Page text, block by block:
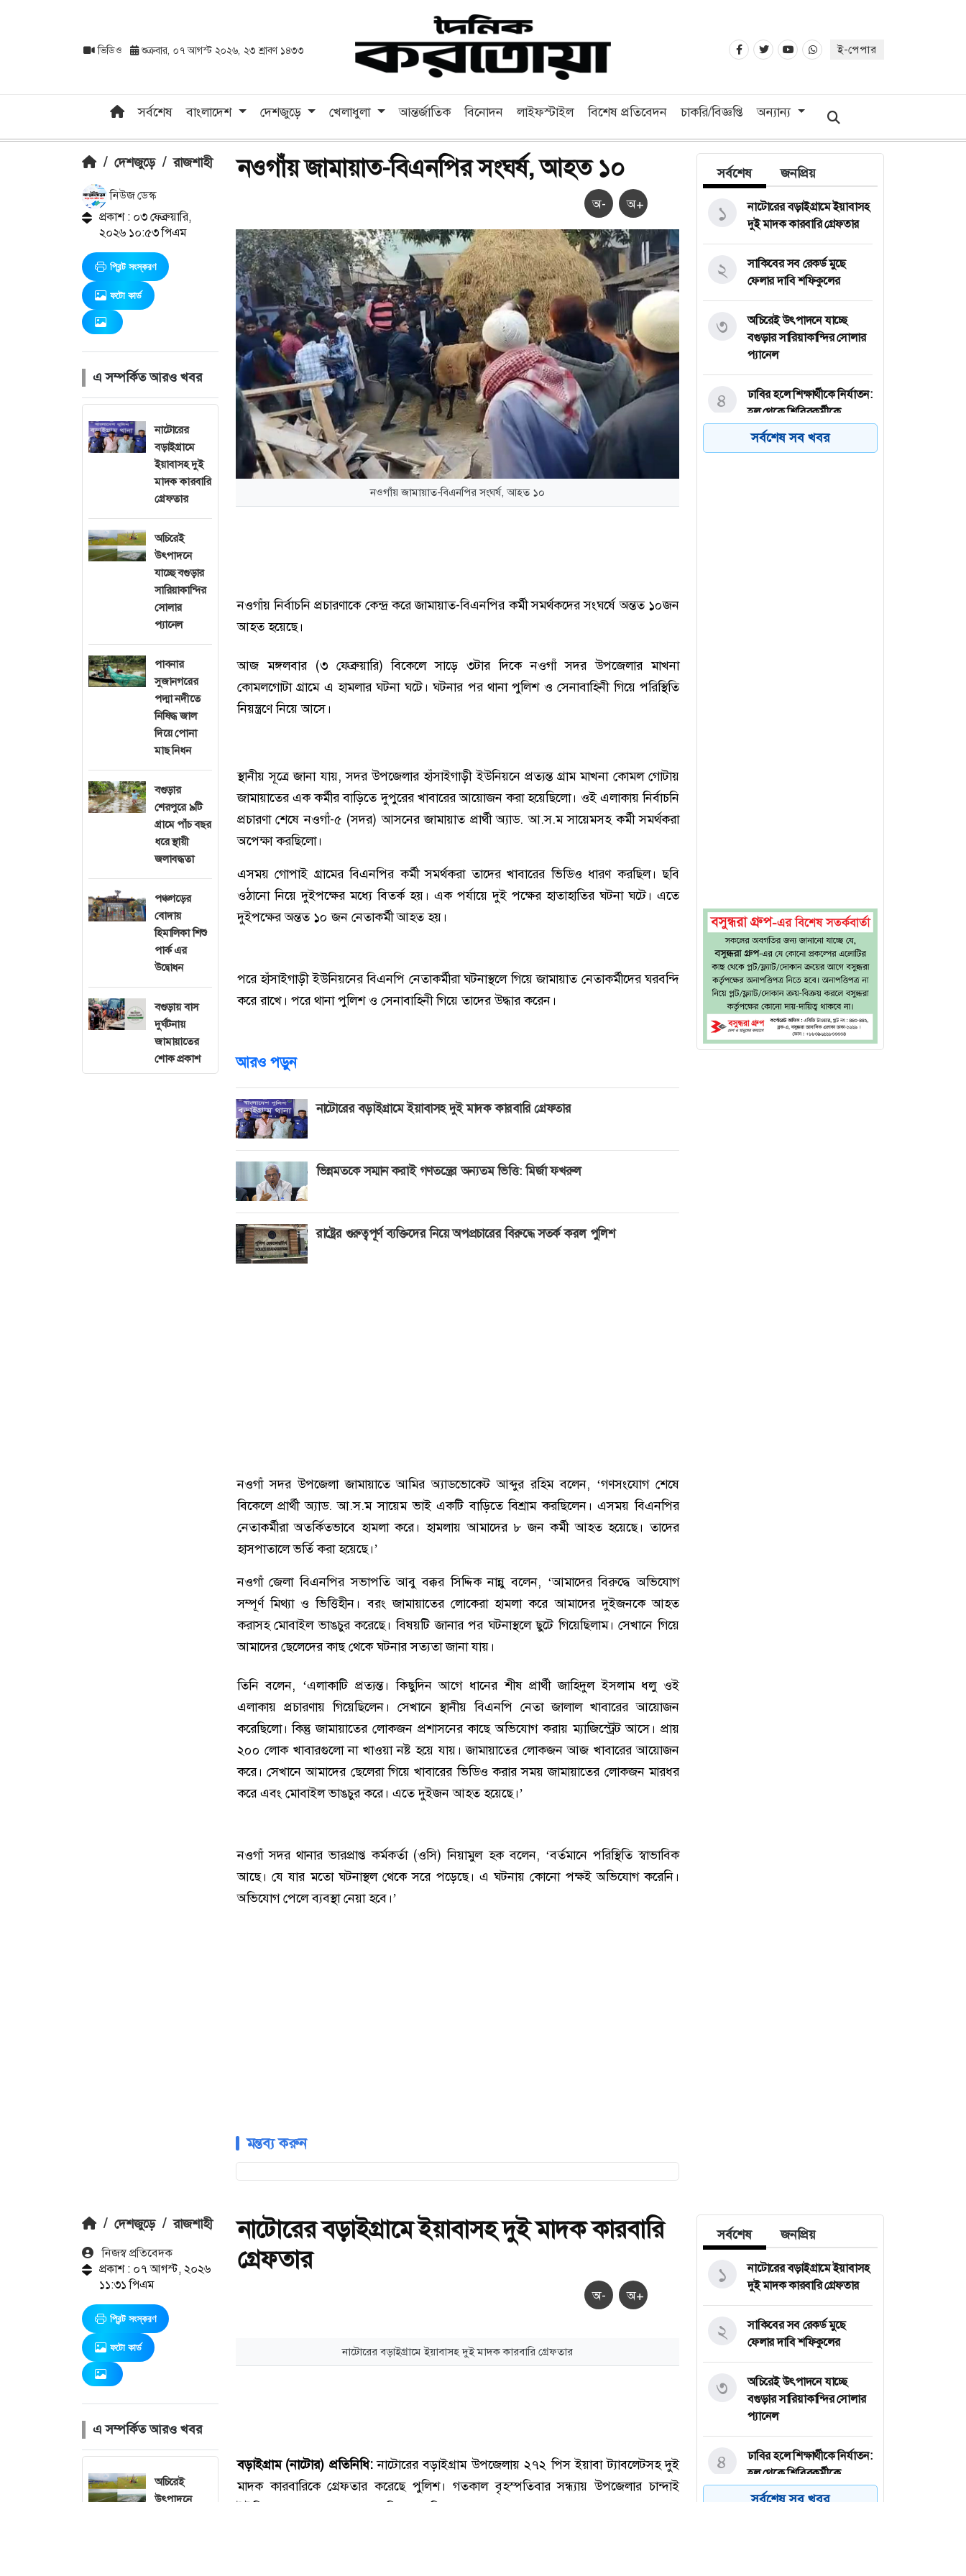
ভিডিও শুক্রবার, ০৭ আগস্ট ২০২৬, ২৩ শ্রাবণ ১৪৩৩ ই-পেপার
সর্বশেষ বাংলাদেশ দেশজুড়ে খেলাধুলা আন্তর্জাতিক বিনোদন লাইফস্টাইল বিশেষ প্রতিবেদন চাকরি/বিজ্ঞপ্তি অন্যান্য
/ দেশজুড়ে / রাজশাহী
নিউজ ডেস্ক
প্রকাশ : ০৩ ফেব্রুয়ারি,
২০২৬ ১০:৫৩ পিএম
প্রিন্ট সংস্করণ
ফটো কার্ড
এ সম্পর্কিত আরও খবর
নাটোরের
বড়াইগ্রামে
ইয়াবাসহ দুই
মাদক কারবারি
গ্রেফতার
অচিরেই
উৎপাদনে
যাচ্ছে বগুড়ার
সারিয়াকান্দির
সোলার
প্যানেল
পাবনার
সুজানগরের
পদ্মা নদীতে
নিষিদ্ধ জাল
দিয়ে পোনা
মাছ নিধন
বগুড়ার
শেরপুরে ৯টি
গ্রামে পাঁচ বছর
ধরে স্থায়ী
জলাবদ্ধতা
পঞ্চগড়ের
বোদায়
হিমালিকা শিশু
পার্ক এর
উদ্বোধন
বগুড়ায় বাস
দুর্ঘটনায়
জামায়াতের
শোক প্রকাশ
নওগাঁয় জামায়াত-বিএনপির সংঘর্ষ, আহত ১০
অ- অ+
নওগাঁয় জামায়াত-বিএনপির সংঘর্ষ, আহত ১০
নওগাঁয় নির্বাচনি প্রচারণাকে কেন্দ্র করে জামায়াত-বিএনপির কর্মী সমর্থকদের সংঘর্ষে অন্তত ১০জন
আহত হয়েছে।
আজ মঙ্গলবার (৩ ফেব্রুয়ারি) বিকেলে সাড়ে ৩টার দিকে নওগাঁ সদর উপজেলার মাখনা
কোমলগোটা গ্রামে এ হামলার ঘটনা ঘটে। ঘটনার পর থানা পুলিশ ও সেনাবাহিনী গিয়ে পরিস্থিতি
নিয়ন্ত্রণে নিয়ে আসে।
স্থানীয় সূত্রে জানা যায়, সদর উপজেলার হাঁসাইগাড়ী ইউনিয়নে প্রত্যন্ত গ্রাম মাখনা কোমল গোটায়
জামায়াতের এক কর্মীর বাড়িতে দুপুরের খাবারের আয়োজন করা হয়েছিলো। ওই এলাকায় নির্বাচনি
প্রচারণা শেষে নওগাঁ-৫ (সদর) আসনের জামায়াত প্রার্থী অ্যাড. আ.স.ম সায়েমসহ কর্মী সমর্থকরা
অপেক্ষা করছিলো।
এসময় গোপাই গ্রামের বিএনপির কর্মী সমর্থকরা তাদের খাবারের ভিডিও ধারণ করছিল। ছবি
ওঠানো নিয়ে দুইপক্ষের মধ্যে বিতর্ক হয়। এক পর্যায়ে দুই পক্ষের হাতাহাতির ঘটনা ঘটে। এতে
দুইপক্ষের অন্তত ১০ জন নেতাকর্মী আহত হয়।
পরে হাঁসাইগাড়ী ইউনিয়নের বিএনপি নেতাকর্মীরা ঘটনাস্থলে গিয়ে জামায়াত নেতাকর্মীদের ঘরবন্দি
করে রাখে। পরে থানা পুলিশ ও সেনাবাহিনী গিয়ে তাদের উদ্ধার করেন।
আরও পড়ুন
নাটোরের বড়াইগ্রামে ইয়াবাসহ দুই মাদক কারবারি গ্রেফতার
ভিন্নমতকে সম্মান করাই গণতন্ত্রের অন্যতম ভিত্তি: মির্জা ফখরুল
রাষ্ট্রের গুরুত্বপূর্ণ ব্যক্তিদের নিয়ে অপপ্রচারের বিরুদ্ধে সতর্ক করল পুলিশ
নওগাঁ সদর উপজেলা জামায়াতে আমির অ্যাডভোকেট আব্দুর রহিম বলেন, ‘গণসংযোগ শেষে
বিকেলে প্রার্থী অ্যাড. আ.স.ম সায়েম ভাই একটি বাড়িতে বিশ্রাম করছিলেন। এসময় বিএনপির
নেতাকর্মীরা অতর্কিতভাবে হামলা করে। হামলায় আমাদের ৮ জন কর্মী আহত হয়েছে। তাদের
হাসপাতালে ভর্তি করা হয়েছে।’
নওগাঁ জেলা বিএনপির সভাপতি আবু বক্কর সিদ্দিক নান্নু বলেন, ‘আমাদের বিরুদ্ধে অভিযোগ
সম্পূর্ণ মিথ্যা ও ভিত্তিহীন। বরং জামায়াতের লোকেরা হামলা করে আমাদের দুইজনকে আহত
করাসহ মোবাইল ভাঙচুর করেছে। বিষয়টি জানার পর ঘটনাস্থলে ছুটে গিয়েছিলাম। সেখানে গিয়ে
আমাদের ছেলেদের কাছ থেকে ঘটনার সত্যতা জানা যায়।
তিনি বলেন, ‘এলাকাটি প্রত্যন্ত। কিছুদিন আগে ধানের শীষ প্রার্থী জাহিদুল ইসলাম ধলু ওই
এলাকায় প্রচারণায় গিয়েছিলেন। সেখানে স্থানীয় বিএনপি নেতা জালাল খাবারের আয়োজন
করেছিলো। কিন্তু জামায়াতের লোকজন প্রশাসনের কাছে অভিযোগ করায় ম্যাজিস্ট্রেট আসে। প্রায়
২০০ লোক খাবারগুলো না খাওয়া নষ্ট হয়ে যায়। জামায়াতের লোকজন আজ খাবারের আয়োজন
করে। সেখানে আমাদের ছেলেরা গিয়ে খাবারের ভিডিও করার সময় জামায়াতের লোকজন মারধর
করে এবং মোবাইল ভাঙচুর করে। এতে দুইজন আহত হয়েছে।’
নওগাঁ সদর থানার ভারপ্রাপ্ত কর্মকর্তা (ওসি) নিয়ামুল হক বলেন, ‘বর্তমানে পরিস্থিতি স্বাভাবিক
আছে। যে যার মতো ঘটনাস্থল থেকে সরে পড়েছে। এ ঘটনায় কোনো পক্ষই অভিযোগ করেনি।
অভিযোগ পেলে ব্যবস্থা নেয়া হবে।’
মন্তব্য করুন
সর্বশেষ জনপ্রিয়
নাটোরের বড়াইগ্রামে ইয়াবাসহ
দুই মাদক কারবারি গ্রেফতার
১
সাকিবের সব রেকর্ড মুছে
ফেলার দাবি শফিকুলের
২
অচিরেই উৎপাদনে যাচ্ছে
বগুড়ার সারিয়াকান্দির সোলার
প্যানেল
৩
ঢাবির হলে শিক্ষার্থীকে নির্যাতন:
হল থেকে শিবিরকর্মীকে
বহিষ্কার
৪
সর্বশেষ সব খবর
/ দেশজুড়ে / রাজশাহী
নিজস্ব প্রতিবেদক
প্রকাশ : ০৭ আগস্ট, ২০২৬
১১:৩১ পিএম
প্রিন্ট সংস্করণ
ফটো কার্ড
এ সম্পর্কিত আরও খবর
অচিরেই
উৎপাদনে
নাটোরের বড়াইগ্রামে ইয়াবাসহ দুই মাদক কারবারি
গ্রেফতার
অ- অ+
সর্বশেষ জনপ্রিয়
নাটোরের বড়াইগ্রামে ইয়াবাসহ
দুই মাদক কারবারি গ্রেফতার
১
সাকিবের সব রেকর্ড মুছে
ফেলার দাবি শফিকুলের
২
অচিরেই উৎপাদনে যাচ্ছে
বগুড়ার সারিয়াকান্দির সোলার
প্যানেল
৩
ঢাবির হলে শিক্ষার্থীকে নির্যাতন:
হল থেকে শিবিরকর্মীকে
বহিষ্কার
৪
সর্বশেষ সব খবর